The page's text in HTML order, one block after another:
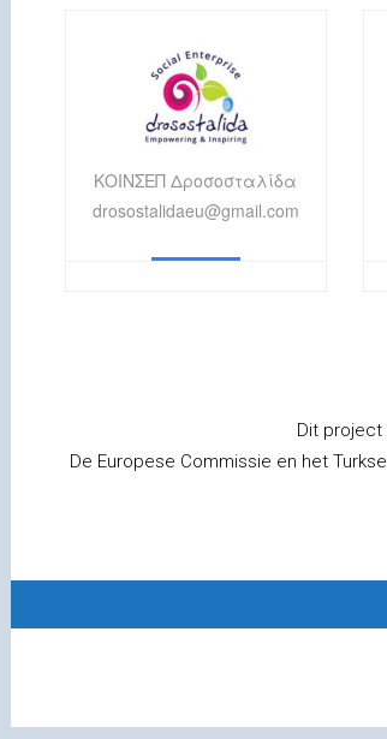
ΚΟΙΝΣΕΠ Δροσοσταλίδα
drosostalidaeu@gmail.com
Dit project
De Europese Commissie en het